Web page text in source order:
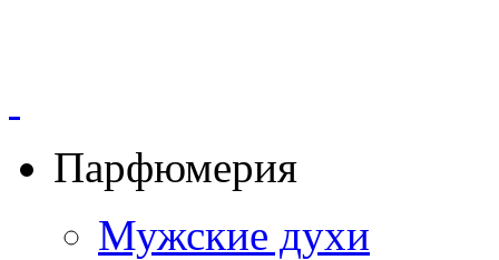
Парфюмерия
Мужские духи